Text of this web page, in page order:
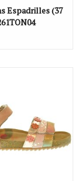
Espadrilles (37